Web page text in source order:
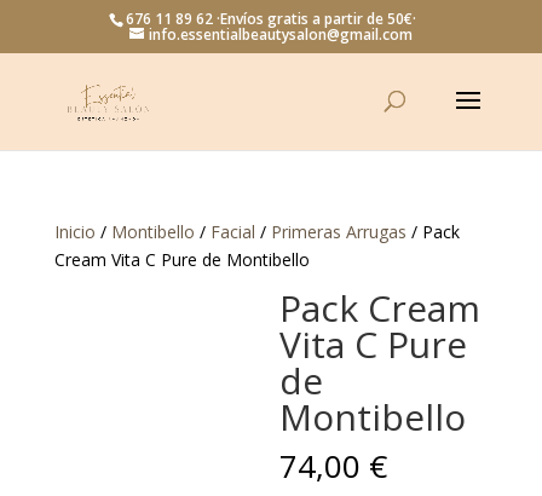
676 11 89 62 ·Envíos gratis a partir de 50€·
info.essentialbeautysalon@gmail.com
Inicio / Montibello / Facial / Primeras Arrugas / Pack
Cream Vita C Pure de Montibello
Pack Cream
Vita C Pure
de
Montibello
74,00 €